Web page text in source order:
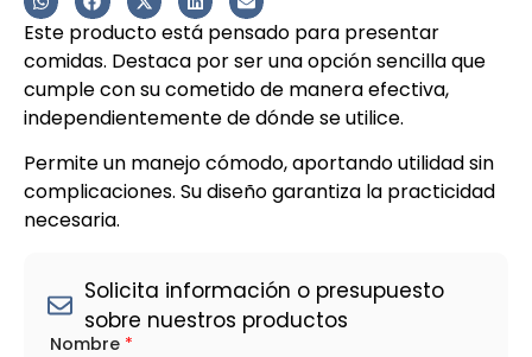
Este producto está pensado para presentar
comidas. Destaca por ser una opción sencilla que
cumple con su cometido de manera efectiva,
independientemente de dónde se utilice.
Permite un manejo cómodo, aportando utilidad sin
complicaciones. Su diseño garantiza la practicidad
necesaria.
Solicita información o presupuesto
sobre nuestros productos
Nombre *